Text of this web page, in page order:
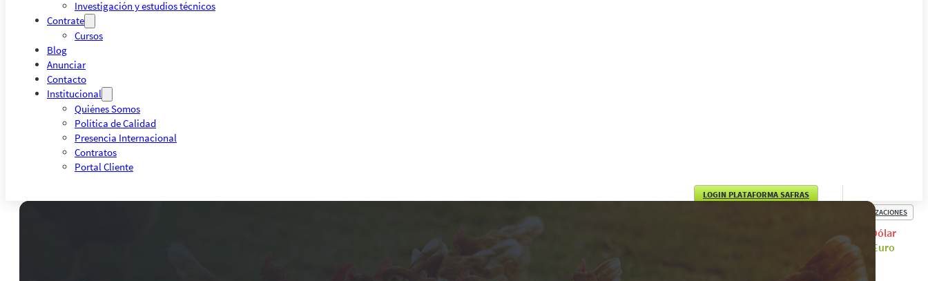
Investigación y estudios técnicos
Contrate
Cursos
Blog
Anunciar
Contacto
Institucional
Quiénes Somos
Política de Calidad
Presencia Internacional
Contratos
Portal Cliente
LOGIN PLATAFORMA SAFRAS
COTIZACIONES
Dólar
Euro